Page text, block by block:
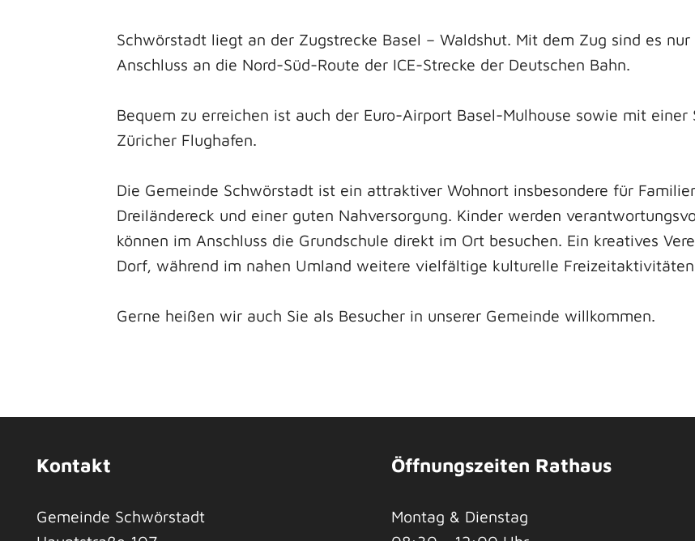
Schwörstadt liegt an der Zugstrecke Basel – Waldshut. Mit dem Zug sind es
Anschluss an die Nord-Süd-Route der ICE-Strecke der Deutschen Bahn.
Bequem zu erreichen ist auch der Euro-Airport Basel-Mulhouse sowie mit
Züricher Flughafen.
Die Gemeinde Schwörstadt ist ein attraktiver Wohnort insbesondere für
Dreiländereck und einer guten Nahversorgung. Kinder werden
können im Anschluss die Grundschule direkt im Ort besuchen. Ein kreatives
Dorf, während im nahen Umland weitere vielfältige kulturelle
Gerne heißen wir auch Sie als Besucher in unserer Gemeinde willkommen.
Kontakt
Gemeinde Schwörstadt
Öffnungszeiten Rathaus
Montag & Dienstag